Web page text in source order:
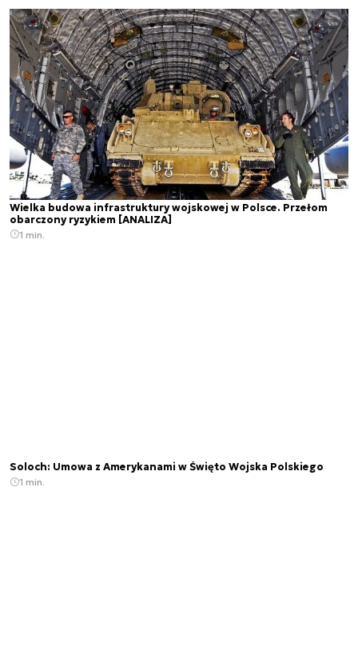
Wielka budowa infrastruktury wojskowej w Polsce. Przełom
obarczony ryzykiem [ANALIZA]
1 min.
Soloch: Umowa z Amerykanami w Święto Wojska Polskiego
1 min.